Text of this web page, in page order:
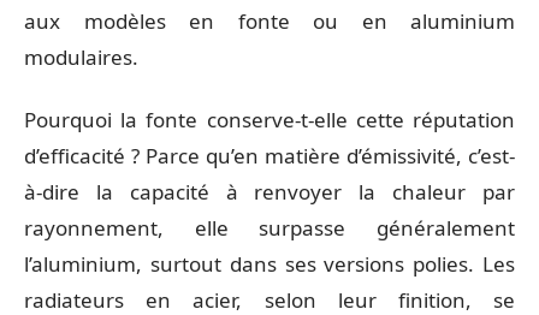
aux modèles en fonte ou en aluminium
modulaires.
Pourquoi la fonte conserve-t-elle cette réputation
d’efficacité ? Parce qu’en matière d’émissivité, c’est-
à-dire la capacité à renvoyer la chaleur par
rayonnement, elle surpasse généralement
l’aluminium, surtout dans ses versions polies. Les
radiateurs en acier, selon leur finition, se